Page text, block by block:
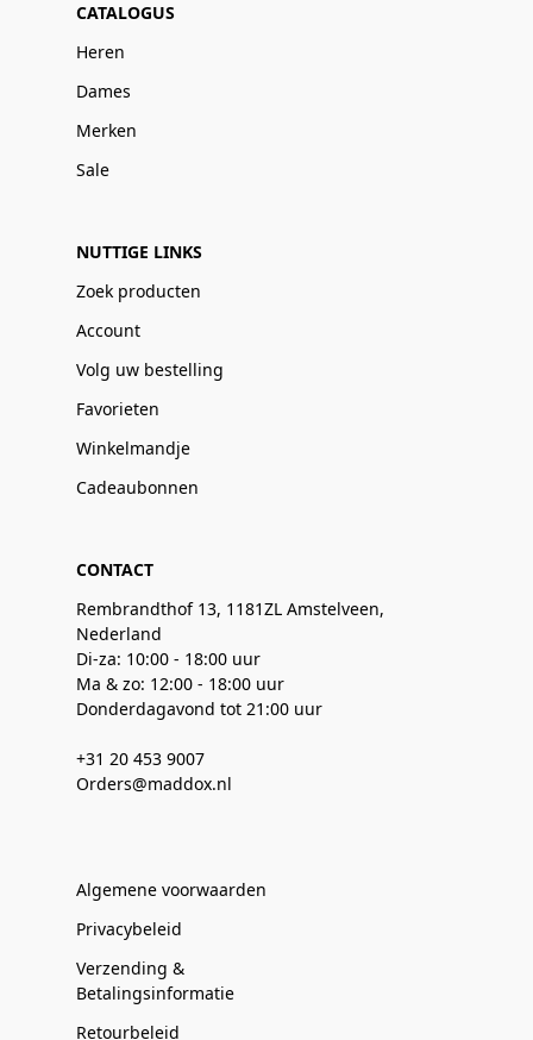
CATALOGUS
Heren
Dames
Merken
Sale
NUTTIGE LINKS
Zoek producten
Account
Volg uw bestelling
Favorieten
Winkelmandje
Cadeaubonnen
CONTACT
Rembrandthof 13, 1181ZL Amstelveen,
Nederland
Di-za: 10:00 - 18:00 uur
Ma & zo: 12:00 - 18:00 uur
Donderdagavond tot 21:00 uur
+31 20 453 9007
Orders@maddox.nl
Algemene voorwaarden
Privacybeleid
Verzending &
Betalingsinformatie
Retourbeleid